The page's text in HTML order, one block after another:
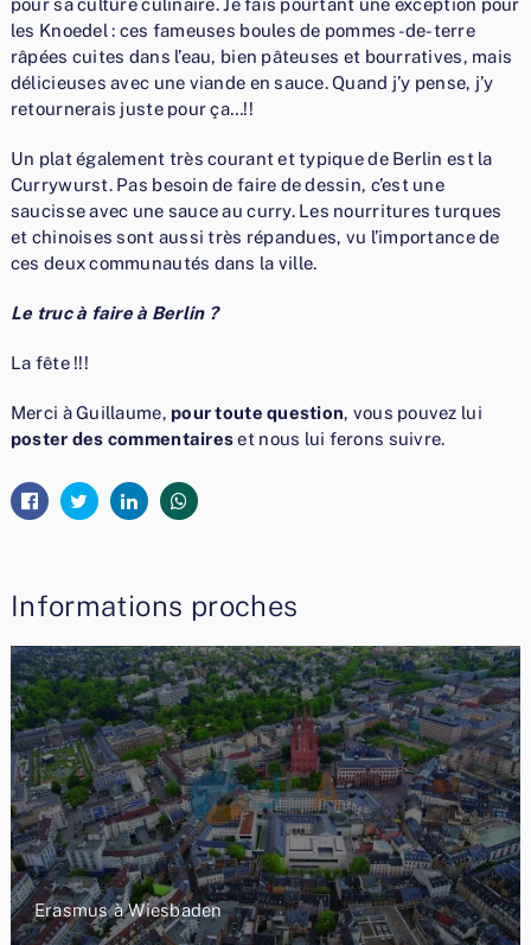
pour sa culture culinaire. Je fais pourtant une exception pour
les Knoedel : ces fameuses boules de pommes-de-terre
râpées cuites dans l’eau, bien pâteuses et bourratives, mais
délicieuses avec une viande en sauce. Quand j’y pense, j’y
retournerais juste pour ça…!!
Un plat également très courant et typique de Berlin est la
Currywurst. Pas besoin de faire de dessin, c’est une
saucisse avec une sauce au curry. Les nourritures turques
et chinoises sont aussi très répandues, vu l’importance de
ces deux communautés dans la ville.
Le truc à faire à Berlin ?
La fête !!!
Merci à Guillaume, pour toute question, vous pouvez lui
poster des commentaireset nous lui ferons suivre.
Informations proches
Erasmus à Wiesbaden